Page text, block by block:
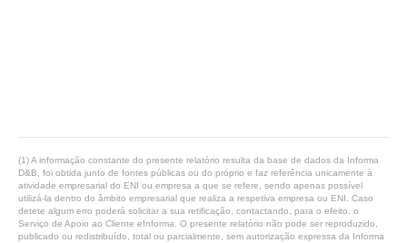
(1) A informação constante do presente relatório resulta da base de dados da Informa
D&B, foi obtida junto de fontes públicas ou do próprio e faz referência unicamente à
atividade empresarial do ENI ou empresa a que se refere, sendo apenas possível
utilizá-la dentro do âmbito empresarial que realiza a respetiva empresa ou ENI. Caso
detete algum erro poderá solicitar a sua retificação, contactando, para o efeito, o
Serviço de Apoio ao Cliente eInforma. O presente relatório não pode ser reproduzido,
publicado ou redistribuído, total ou parcialmente, sem autorização expressa da Informa